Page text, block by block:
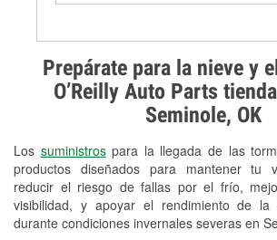
Prepárate para la nieve y
O’Reilly Auto Parts
Seminole, OK
Los suministrospara la llegada de las
productos diseñados para mantener tu
reducir el riesgo de fallas por el frío,
visibilidad, y apoyar el rendimiento de
durante condiciones invernales severas en
Prueba de alternadores y
arrancadores
Revisión de la luz "Check
Reciclaje de baterías y
Instalación de bombillas de
Instalación de